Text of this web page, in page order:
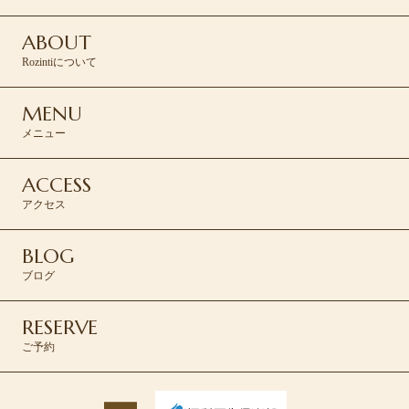
ABOUT
Rozintiについて
MENU
メニュー
ACCESS
アクセス
BLOG
ブログ
RESERVE
ご予約